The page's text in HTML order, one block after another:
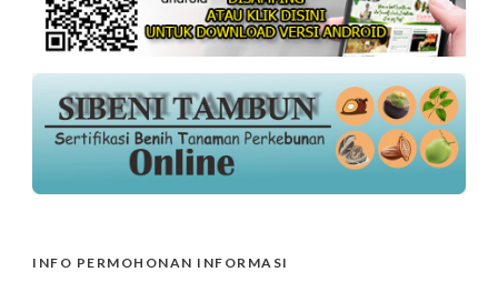
INFO PERMOHONAN INFORMASI